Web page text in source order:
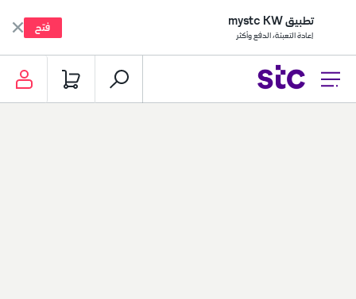
تطبيق mystc KW
إعادة التعبئة، الدفع وأكثر
فتح